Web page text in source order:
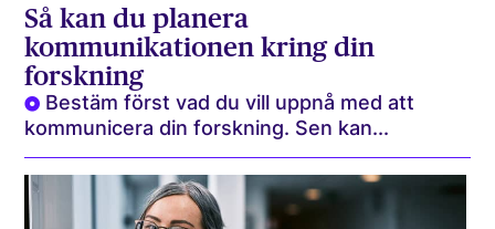
Så kan du planera
kommunikationen kring din
forskning
Bestäm först vad du vill uppnå med att
kommunicera din forskning. Sen kan...